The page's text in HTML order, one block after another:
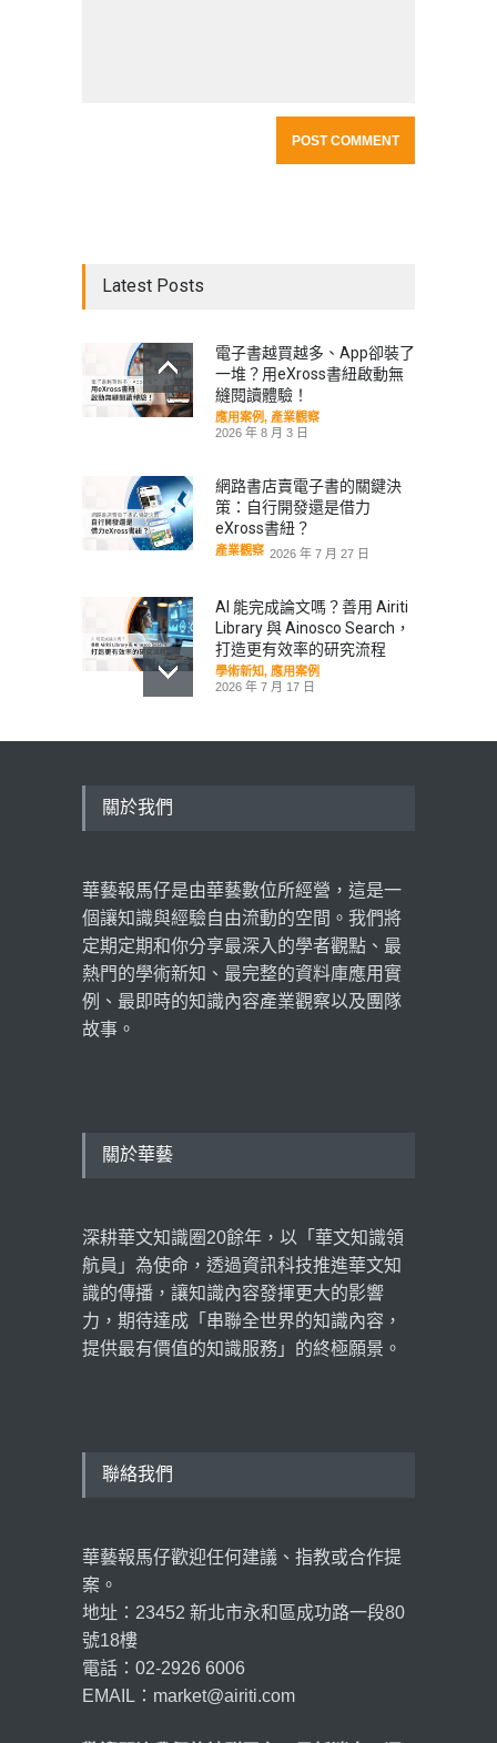
Latest Posts
電子書越買越多、App卻裝了
一堆？用eXross書紐啟動無
縫閱讀體驗！
應用案例, 產業觀察
2026 年 8 月 3 日
網路書店賣電子書的關鍵決
策：自行開發還是借力
eXross書紐？
產業觀察 2026 年 7 月 27 日
AI 能完成論文嗎？善用 Airiti
Library 與 Ainosco Search，
打造更有效率的研究流程
學術新知, 應用案例
2026 年 7 月 17 日
華藝線上圖書館年度報告出
超高齡社會下的長照想像，
黃龍冠：老年生活，不應是
被管理的人生！
看見臺灣 2026 年 3 月 18 日
關於我們
華藝報馬仔是由華藝數位所經營，這是一
個讓知識與經驗自由流動的空間。我們將
定期定期和你分享最深入的學者觀點、最
熱門的學術新知、最完整的資料庫應用實
例、最即時的知識內容產業觀察以及團隊
故事。
關於華藝
深耕華文知識圈20餘年，以「華文知識領
航員」為使命，透過資訊科技推進華文知
識的傳播，讓知識內容發揮更大的影響
力，期待達成「串聯全世界的知識內容，
提供最有價值的知識服務」的終極願景。
聯絡我們
華藝報馬仔歡迎任何建議、指教或合作提
案。
地址：23452 新北市永和區成功路一段80
號18樓
電話：02-2926 6006
EMAIL：market@airiti.com